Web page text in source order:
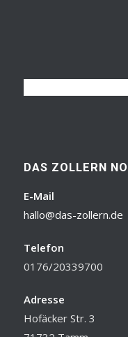
DAS ZOLLERN
E-Mail
hallo@das-zollern.de
Telefon
0176/20339700
Adresse
Hofäcker Str. 3